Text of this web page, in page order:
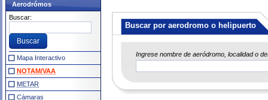
Buscar por aerodromo o helipuerto
Ingrese nombre de aeródromo, localidad o
Aerodrómos
Buscar:
Mapa Interactivo
NOTAM/VAA
METAR
Cámaras